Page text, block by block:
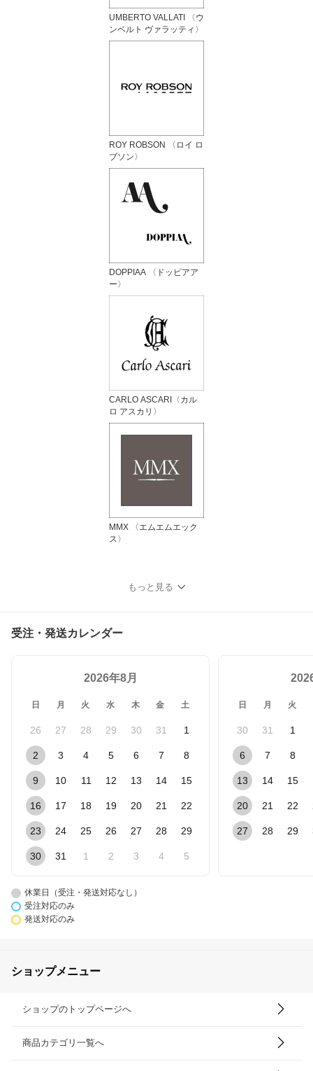
UMBERTO VALLATI 〈ウ
ンベルト ヴァラッティ〉
ROY ROBSON 〈ロイ ロ
ブソン〉
DOPPIAA 〈ドッピアア
ー〉
CARLO ASCARI〈カル
ロ アスカリ〉
MMX 〈エムエムエック
ス〉
もっと見る
受注・発送カレンダー
2026年8月
日 月 火 水 木 金 土
26 27 28 29 30 31 1
2 3 4 5 6 7 8
9 10 11 12 13 14 15
16 17 18 19 20 21 22
23 24 25 26 27 28 29
30 31 1 2 3 4 5
日 月 火
30 31 1
6 7 8
13 14 15
20 21 22
27 28 29
休業日（受注・発送対応なし）
受注対応のみ
発送対応のみ
ショップメニュー
ショップのトップページへ
商品カテゴリ一覧へ